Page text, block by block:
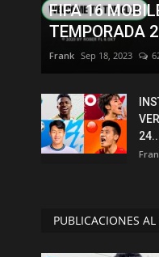
FIFA 16
TEMPORADA
Frank Sep 18, 2023
24...
PUBLICACIONES